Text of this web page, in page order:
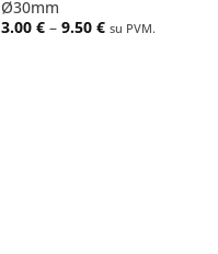
Ø30mm
3.00€ – 9.50€Price
range:
su PVM.